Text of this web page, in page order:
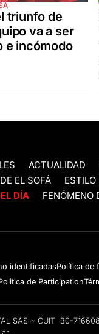
triunfo de
va a ser
e incómodo
ACTUALIDAD
EL SOFÁ ESTILO
DÍA FENÓMENO
identificadasPolítica de
de Participation
SAS ~ CUIT 30-